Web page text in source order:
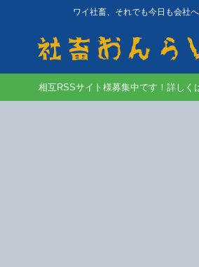
ワイ社畜、それでも今日も会社へ
相互RSSサイト様募集中です！詳しく